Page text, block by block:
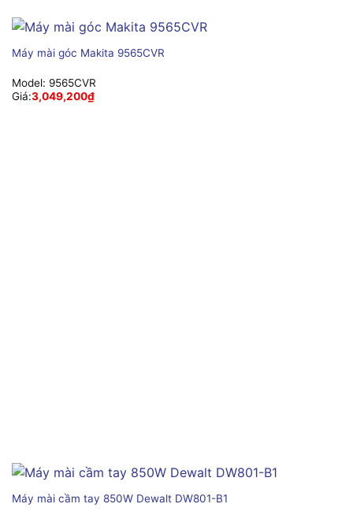
Máy mài góc Makita 9565CVR
Model: 9565CVR
Giá:3,049,200₫
Máy mài cầm tay 850W Dewalt DW801-B1